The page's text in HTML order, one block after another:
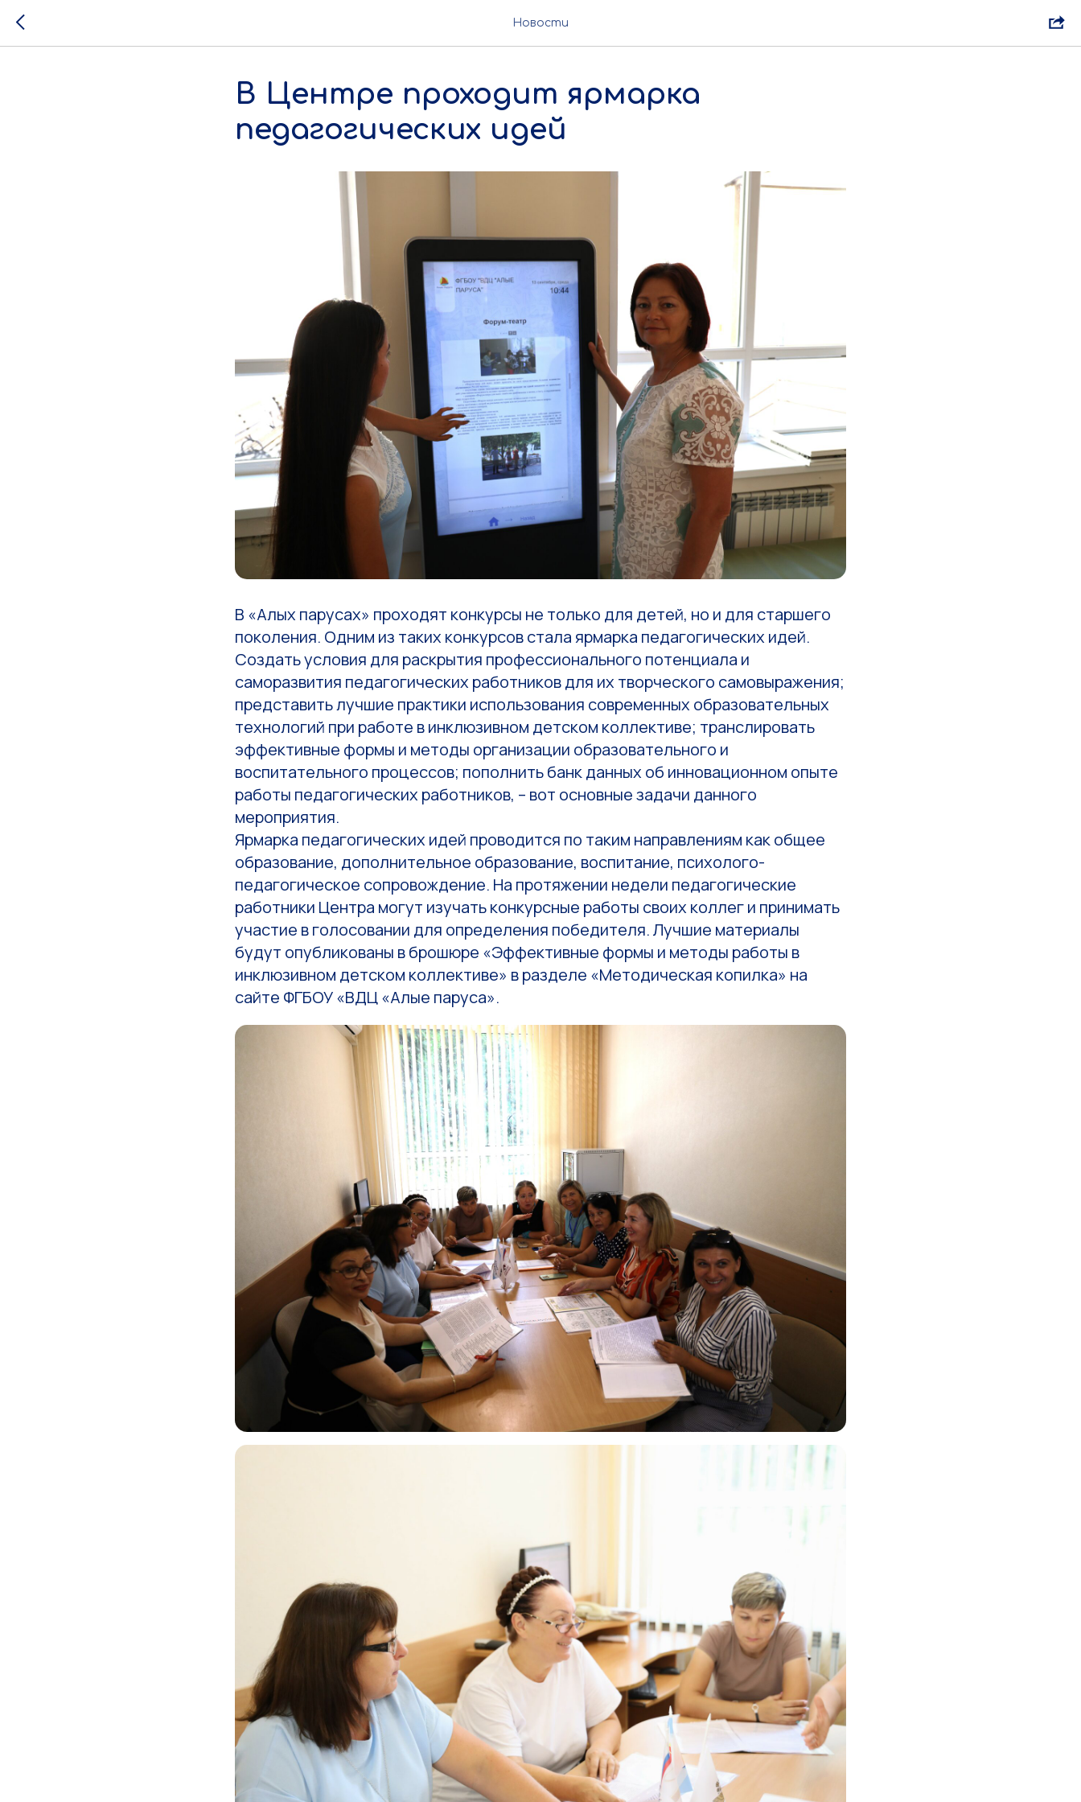
Новости
В Центре проходит ярмарка
педагогических идей
В «Алых парусах» проходят конкурсы не только для детей, но и для старшего
поколения. Одним из таких конкурсов стала ярмарка педагогических идей.
Создать условия для раскрытия профессионального потенциала и
саморазвития педагогических работников для их творческого самовыражения;
представить лучшие практики использования современных образовательных
технологий при работе в инклюзивном детском коллективе; транслировать
эффективные формы и методы организации образовательного и
воспитательного процессов; пополнить банк данных об инновационном опыте
работы педагогических работников, – вот основные задачи данного
мероприятия.
Ярмарка педагогических идей проводится по таким направлениям как общее
образование, дополнительное образование, воспитание, психолого-
педагогическое сопровождение. На протяжении недели педагогические
работники Центра могут изучать конкурсные работы своих коллег и принимать
участие в голосовании для определения победителя. Лучшие материалы
будут опубликованы в брошюре «Эффективные формы и методы работы в
инклюзивном детском коллективе» в разделе «Методическая копилка» на
сайте ФГБОУ «ВДЦ «Алые паруса».